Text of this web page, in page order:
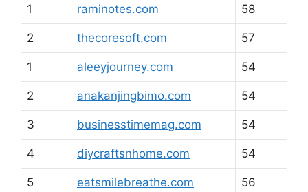
1 raminotes.com 58
2 thecoresoft.com 57
1 aleeyjourney.com 54
2 anakanjingbimo.com 54
3 businesstimemag.com 54
4 diycraftsnhome.com 54
5 eatsmilebreathe.com 56